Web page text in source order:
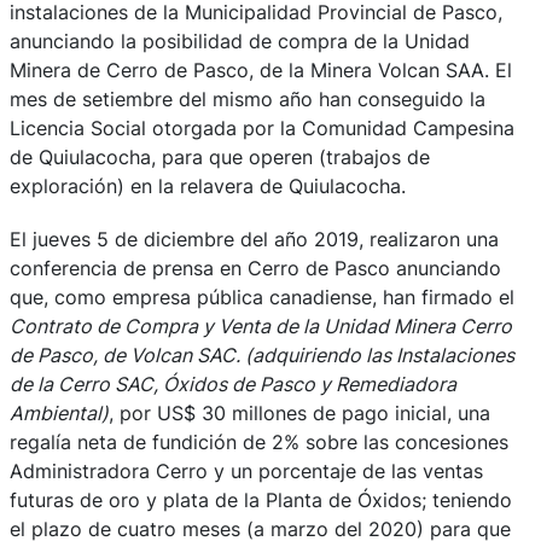
instalaciones de la Municipalidad Provincial de Pasco,
anunciando la posibilidad de compra de la Unidad
Minera de Cerro de Pasco, de la Minera Volcan SAA. El
mes de setiembre del mismo año han conseguido la
Licencia Social otorgada por la Comunidad Campesina
de Quiulacocha, para que operen (trabajos de
exploración) en la relavera de Quiulacocha.
El jueves 5 de diciembre del año 2019, realizaron una
conferencia de prensa en Cerro de Pasco anunciando
que, como empresa pública canadiense, han firmado el
Contrato de Compra y Venta de la Unidad Minera Cerro
de Pasco, de Volcan SAC. (adquiriendo las Instalaciones
de la Cerro SAC, Óxidos de Pasco y Remediadora
Ambiental), por US$ 30 millones de pago inicial, una
regalía neta de fundición de 2% sobre las concesiones
Administradora Cerro y un porcentaje de las ventas
futuras de oro y plata de la Planta de Óxidos; teniendo
el plazo de cuatro meses (a marzo del 2020) para que